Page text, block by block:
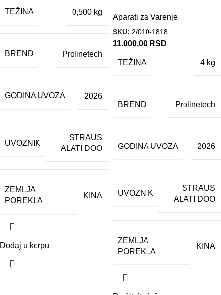
TEŽINA 0,500 kg
BREND Prolinetech
GODINA UVOZA 2026
UVOZNIK
STRAUS
ALATI DOO
ZEMLJA
POREKLA
KINA
Dodaj u korpu
Aparati za Varenje
SKU: 2/010-1818
11.000,00 RSD
TEŽINA 4 kg
BREND Prolinetech
GODINA UVOZA 2026
UVOZNIK
STRAUS
ALATI DOO
ZEMLJA
POREKLA
KINA